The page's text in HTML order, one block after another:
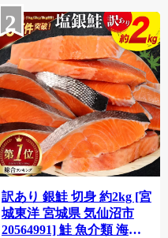
2
訳あり 銀鮭 切身 約2kg [宮
城東洋 宮城県 気仙沼市
20564991] 鮭 魚介類 海鮮